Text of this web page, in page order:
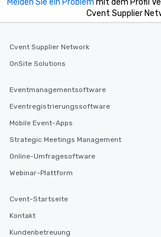
Melden Sie ein Problem mit dem Profil
Cvent Supplier
Cvent Supplier Network
OnSite Solutions
Eventmanagementsoftware
Eventregistrierungssoftware
Mobile Event-Apps
Strategic Meetings Management
Online-Umfragesoftware
Webinar-Plattform
Cvent-Startseite
Kontakt
Kundenbetreuung